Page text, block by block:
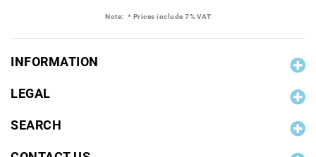
Note: * Prices include 7% VAT
INFORMATION
LEGAL
SEARCH